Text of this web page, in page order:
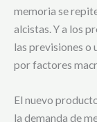
memoria se
alcistas. Y a los
las previsiones o
por factores
El nuevo
la demanda de